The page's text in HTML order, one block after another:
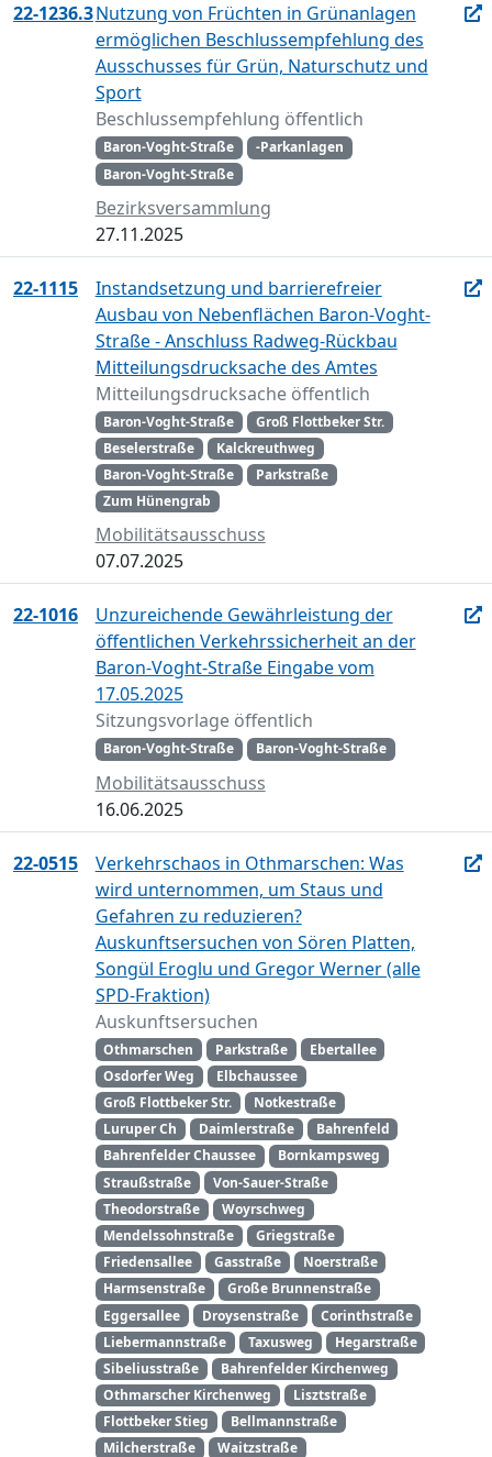
22-1236.3Nutzung von Früchten in Grünanlagen
ermöglichen Beschlussempfehlung des
Ausschusses für Grün, Naturschutz und
Sport
Beschlussempfehlung öffentlich
Baron-Voght-Straße
-Parkanlagen
Baron-Voght-Straße
Bezirksversammlung
27.11.2025
22-1115
Instandsetzung und barrierefreier
Ausbau von Nebenflächen Baron-Voght-
Straße - Anschluss Radweg-Rückbau
Mitteilungsdrucksache des Amtes
Mitteilungsdrucksache öffentlich
Baron-Voght-Straße
Groß Flottbeker Str.
Beselerstraße
Kalckreuthweg
Baron-Voght-Straße
Parkstraße
Zum Hünengrab
Mobilitätsausschuss
07.07.2025
22-1016
Unzureichende Gewährleistung der
öffentlichen Verkehrssicherheit an der
Baron-Voght-Straße Eingabe vom
17.05.2025
Sitzungsvorlage öffentlich
Baron-Voght-Straße Baron-Voght-Straße
Mobilitätsausschuss
16.06.2025
22-0515
Verkehrschaos in Othmarschen: Was
wird unternommen, um Staus und
Gefahren zu reduzieren?
Auskunftsersuchen von Sören Platten,
Songül Eroglu und Gregor Werner (alle
SPD-Fraktion)
Auskunftsersuchen
Othmarschen Parkstraße
Ebertallee
Osdorfer Weg
Elbchaussee
Groß Flottbeker Str.
Notkestraße
Luruper Ch
Daimlerstraße
Bahrenfeld
Bahrenfelder Chaussee
Bornkampsweg
Straußstraße
Von-Sauer-Straße
Theodorstraße
Woyrschweg
Mendelssohnstraße
Griegstraße
Friedensallee
Gasstraße
Noerstraße
Harmsenstraße
Große Brunnenstraße
Eggersallee
Droysenstraße
Corinthstraße
Liebermannstraße
Taxusweg
Hegarstraße
Sibeliusstraße
Bahrenfelder Kirchenweg
Othmarscher Kirchenweg
Lisztstraße
Flottbeker Stieg
Bellmannstraße
Milcherstraße
Waitzstraße